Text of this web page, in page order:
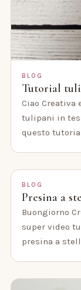
BLOG
Tutorial
Ciao Creativa
tulipani in
questo
BLOG
Presina a
Buongiorno
super video
presina a